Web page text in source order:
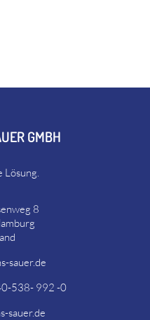
GMBH
Lösung.
8
sauer.de
538- 992 -0
sauer.de